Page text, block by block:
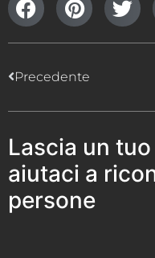
Precedente
Lascia un
aiutaci a
persone